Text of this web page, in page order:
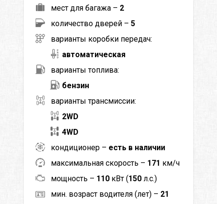
мест для багажа – 2
количество дверей – 5
варианты коробки передач:
автоматическая
варианты топлива:
бензин
варианты трансмиссии:
2WD
4WD
кондиционер – есть в наличии
максимальная скорость – 171 км/ч
мощность – 110 кВт (150 л.с.)
мин. возраст водителя (лет) – 21